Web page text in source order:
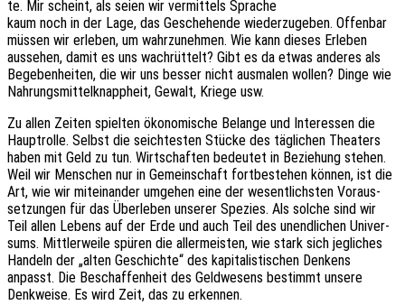
te. Mir scheint, als seien wir vermit­tels Sprache
kaum noch in der Lage, das Gesche­hen­de wieder­zu­ge­ben. Offen­bar
müssen wir erle­ben, um wahr­zu­neh­men. Wie kann dieses Erle­ben
ausse­hen, damit es uns wach­rüt­telt? Gibt es da etwas ande­res als
Bege­ben­hei­ten, die wir uns besser nicht ausma­len wollen? Dinge wie
Nahrungs­mit­tel­knapp­heit, Gewalt, Kriege usw.
Zu allen Zeiten spiel­ten ökono­mi­sche Belan­ge und Inter­es­sen die
Haupt­rol­le. Selbst die seich­tes­ten Stücke des tägli­chen Thea­ters
haben mit Geld zu tun. Wirt­schaf­ten bedeu­tet in Bezie­hung stehen.
Weil wir Menschen nur in Gemein­schaft fort­be­stehen können, ist die
Art, wie wir mitein­an­der umge­hen eine der wesent­lichs­ten Voraus­
set­zun­gen für das Über­le­ben unse­rer Spezi­es. Als solche sind wir
Teil allen Lebens auf der Erde und auch Teil des unend­li­chen Univer­
sums. Mitt­ler­wei­le spüren die aller­meis­ten, wie stark sich jegli­ches
Handeln der „alten Geschich­te“ des kapi­ta­lis­ti­schen Denkens
anpasst. Die Beschaf­fen­heit des Geld­we­sens bestimmt unsere
Denk­wei­se. Es wird Zeit, das zu erkennen.